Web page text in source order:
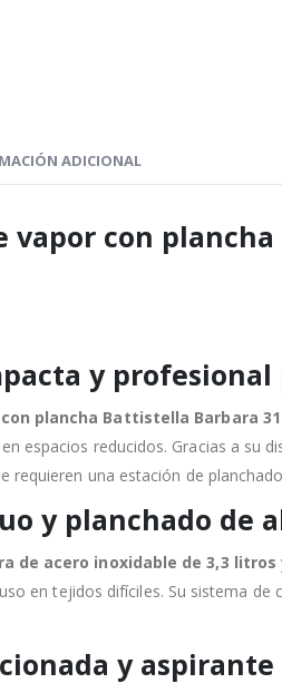
ADICIONAL
vapor con
y
plancha Battistella Barbara
espacios reducidos. Gracias a su
requieren una estación de
y planchado de
de acero inoxidable de 3,3 litros
en tejidos difíciles. Su sistema
y